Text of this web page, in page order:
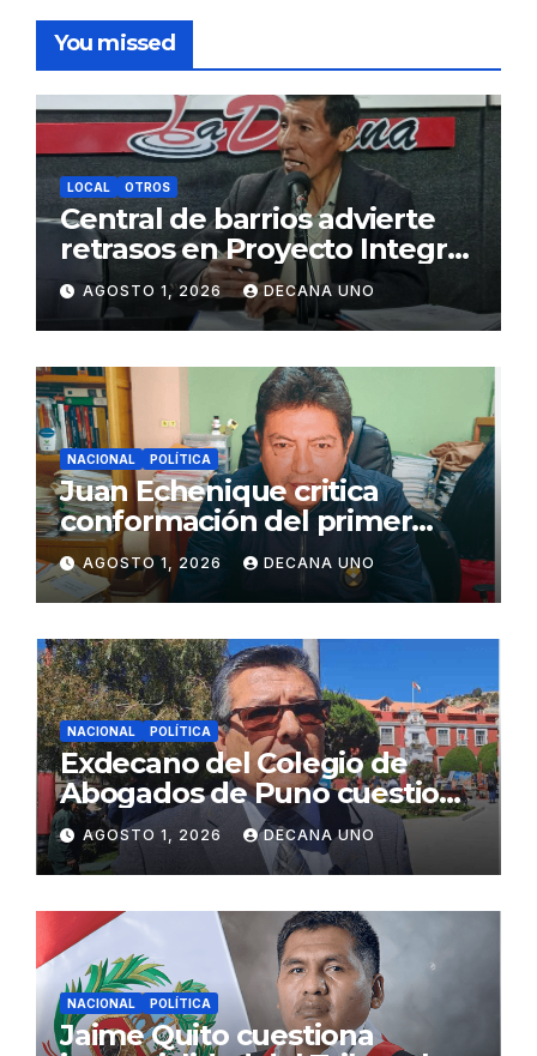
You missed
LOCAL OTROS
Central de barrios advierte
retrasos en Proyecto Integral
de Agua y Alcantarillado para
Juliaca
AGOSTO 1, 2026 DECANA UNO
NACIONAL POLÍTICA
Juan Echenique critica
conformación del primer
gabinete ministerial de Keiko
Fujimori
AGOSTO 1, 2026 DECANA UNO
NACIONAL POLÍTICA
Exdecano del Colegio de
Abogados de Puno cuestiona
propuestas sobre seguridad
ciudadana
AGOSTO 1, 2026 DECANA UNO
NACIONAL POLÍTICA
Jaime Quito cuestiona